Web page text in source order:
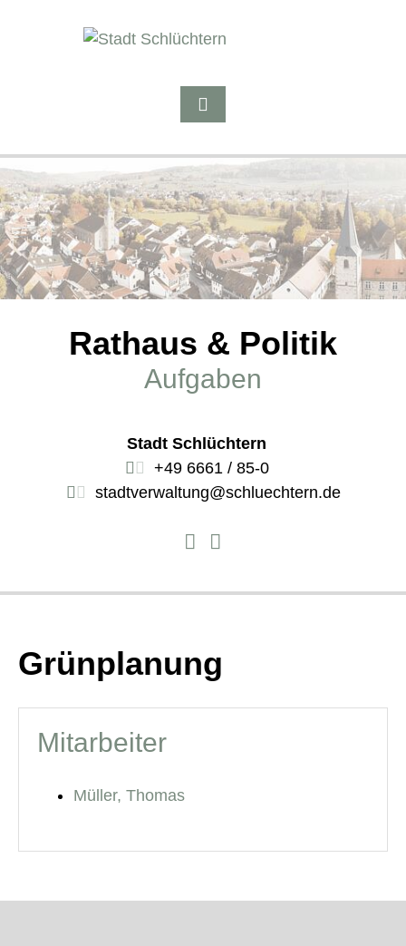
Rathaus & Politik
Aufgaben
Stadt Schlüchtern
+49 6661 / 85-0
stadtverwaltung@schluechtern.de
Grünplanung
Mitarbeiter
Müller, Thomas